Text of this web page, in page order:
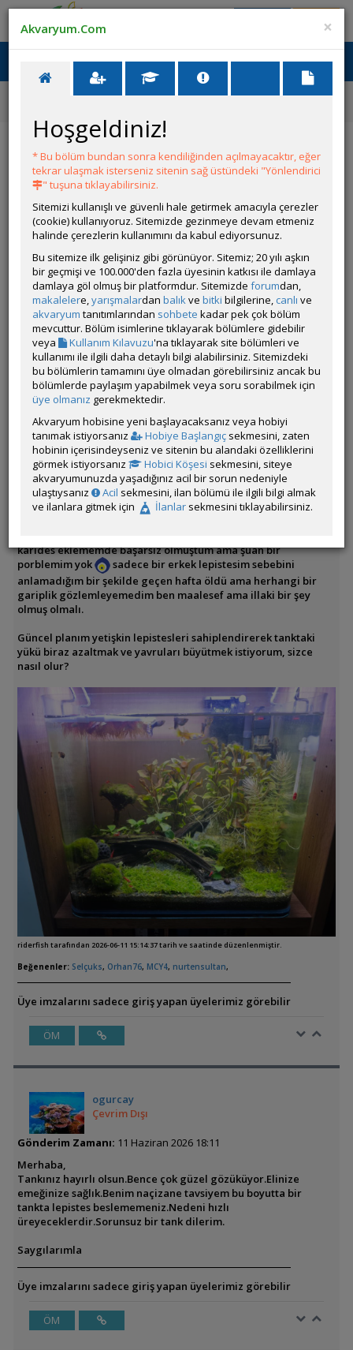
Ana Menü
Akvaryum Tanıtımı
Yeni Kurulumum 2. Ayını Tamamladı Sizce
Nasıl?
YANIT YAZ
riderfish
Çevrim Dışı
Gönderim Zamanı:11 Haziran 2026 15:13
Ölçüler:30*25*30cm
Canlı Türleri:LEPİSTES, KARİDES VE SALYONGOZ TÜRLERİ
Bitki Türleri:Alternanthera Reineckii Lilacina, Hornwort,
Helanthium tenellum, Mini Pellia Moss, Christmass Moss,
Fissisdens Moss, Red Rooth Floater, Moss ball, Anubias
Tankın Yaşı:1
Filtrasyon ve Işıklandırma:Sobo Şelale Askı Filtre WP-618H /
OrionLed C serisi 30cm
Tasarım ve Dekorasyon:Olabildiğince.
Merhaba arkadaşlar ilk akvaryum denemem sizce nasıl?
Şimdiye kadar bazı sorunlar yaşasamda bir şekilde forumdan
destek alarak yoluna koymaya çalıştım, şuan bu halde
yorumlarınızı merakla bekliyorum açıkçası.
karides eklememde başarsız olmuştum ama şuan bir
porblemim yok
sadece bir erkek lepistesim sebebini
anlamadığım bir şekilde geçen hafta öldü ama herhangi bir
gariplik gözlemleyemedim ben maalesef ama illaki bir şey
olmuş olmalı.
Güncel planım yetişkin lepistesleri sahiplendirerek tanktaki
yükü biraz azaltmak ve yavruları büyütmek istiyorum, sizce
nasıl olur?
riderfish tarafından 2026-06-11 15:14:37 tarih ve saatinde düzenlenmiştir.
Beğenenler: Selçuks, Orhan76, MCY4, nurtensultan,
Üye imzalarını sadece giriş yapan üyelerimiz görebilir
ÖM
ogurcay
Çevrim Dışı
Gönderim Zamanı: 11 Haziran 2026 18:11
Merhaba,
Tankınız hayırlı olsun.Bence çok güzel gözüküyor.Elinize
emeğinize sağlık.Benim naçizane tavsiyem bu boyutta bir
tankta lepistes beslememeniz.Nedeni hızlı
üreyeceklerdir.Sorunsuz bir tank dilerim.
Saygılarımla
Üye imzalarını sadece giriş yapan üyelerimiz görebilir
ÖM
×
Akvaryum.Com
Hoşgeldiniz!
* Bu bölüm bundan sonra kendiliğinden açılmayacaktır, eğer
tekrar ulaşmak isterseniz sitenin sağ üstündeki "Yönlendirici
" tuşuna tıklayabilirsiniz.
Sitemizi kullanışlı ve güvenli hale getirmek amacıyla çerezler
(cookie) kullanıyoruz. Sitemizde gezinmeye devam etmeniz
halinde çerezlerin kullanımını da kabul ediyorsunuz.
Bu sitemize ilk gelişiniz gibi görünüyor. Sitemiz; 20 yılı aşkın
bir geçmişi ve 100.000'den fazla üyesinin katkısı ile damlaya
damlaya göl olmuş bir platformdur. Sitemizde forumdan,
makalelere,yarışmalardan balıkve bitki bilgilerine, canlı ve
akvaryum tanıtımlarından sohbete kadar pek çok bölüm
mevcuttur. Bölüm isimlerine tıklayarak bölümlere gidebilir
veya
Kullanım Kılavuzu'na tıklayarak site bölümleri ve
kullanımı ile ilgili daha detaylı bilgi alabilirsiniz. Sitemizdeki
bu bölümlerin tamamını üye olmadan görebilirsiniz ancak bu
bölümlerde paylaşım yapabilmek veya soru sorabilmek için
üye olmanız gerekmektedir.
Akvaryum hobisine yeni başlayacaksanız veya hobiyi
tanımak istiyorsanız
Hobiye Başlangıç sekmesini, zaten
hobinin içerisindeyseniz ve sitenin bu alandaki özelliklerini
görmek istiyorsanız
Hobici Köşesi sekmesini, siteye
akvaryumunuzda yaşadığınız acil bir sorun nedeniyle
ulaştıysanız
Acil sekmesini, ilan bölümü ile ilgili bilgi almak
ve ilanlara gitmek için
İlanlar sekmesini tıklayabilirsiniz.